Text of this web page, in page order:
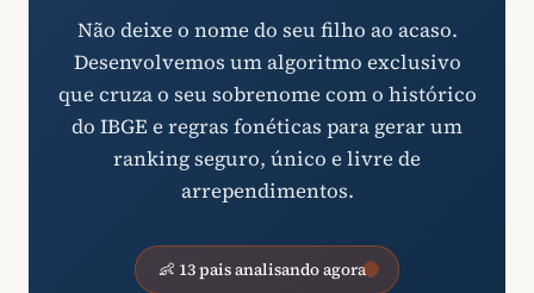
Não deixe o nome do seu filho ao acaso.
Desenvolvemos um algoritmo exclusivo
que cruza o seu sobrenome com o histórico
do IBGE e regras fonéticas para gerar um
ranking seguro, único e livre de
arrependimentos.
👶 13 pais analisando agora